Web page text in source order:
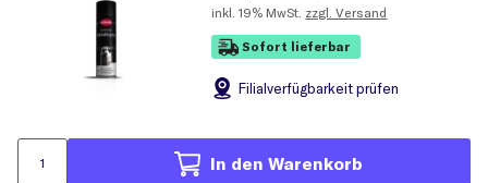
inkl. 19% MwSt. zzgl. Versand
Sofort lieferbar
Filialverfügbarkeit prüfen
In den Warenkorb